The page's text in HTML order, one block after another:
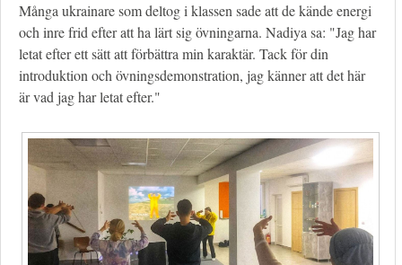
Många ukrainare som deltog i klassen sade att de kände energi
och inre frid efter att ha lärt sig övningarna. Nadiya sa: "Jag har
letat efter ett sätt att förbättra min karaktär. Tack för din
introduktion och övningsdemonstration, jag känner att det här
är vad jag har letat efter."